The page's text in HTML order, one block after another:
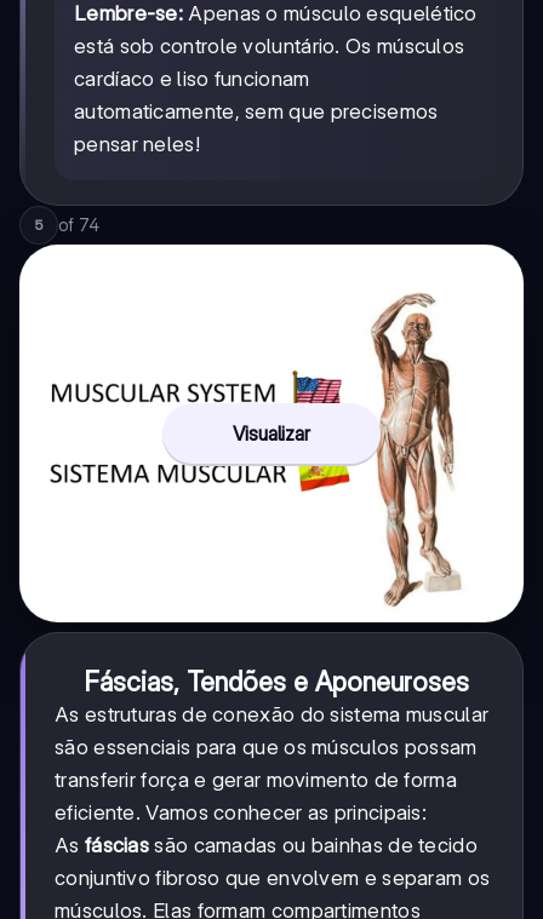
Lembre-se: Apenas o músculo esquelético
está sob controle voluntário. Os músculos
cardíaco e liso funcionam
automaticamente, sem que precisemos
pensar neles!
5 of 74
Visualizar
Fáscias, Tendões e Aponeuroses
As estruturas de conexão do sistema muscular
são essenciais para que os músculos possam
transferir força e gerar movimento de forma
eficiente. Vamos conhecer as principais:
As fáscias são camadas ou bainhas de tecido
conjuntivo fibroso que envolvem e separam os
músculos. Elas formam compartimentos